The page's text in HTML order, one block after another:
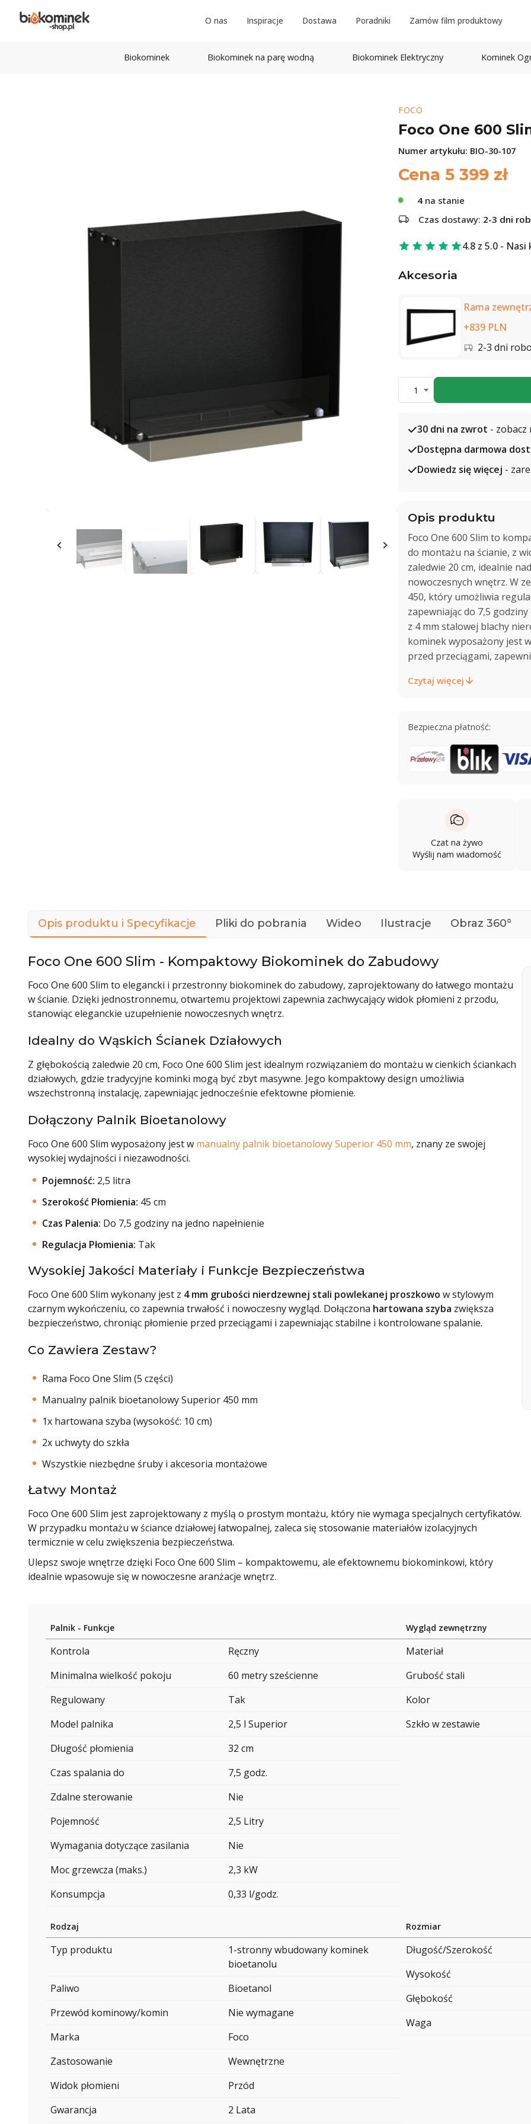
O nas Inspiracje Dostawa Poradniki Zamów film produktowy
Biokominek Biokominek na parę wodną Biokominek Elektryczny Kominek
FOCO
Foco One 600
Numer artykułu: BIO-30-107
Cena 5 399 zł
4 na stanie
Czas dostawy: 2-3 dni
4.8 z 5.0 -
Akcesoria
Rama
+839 PLN
2-3 dni
1
30 dni na zwrot -
Dostępna darmowa
Dowiedz się więcej -
Opis produktu
Foco One 600 Slim to
do montażu na ścianie, z
zaledwie 20 cm, idealnie
nowoczesnych wnętrz. W
450, który umożliwia
zapewniając do 7,5
z 4 mm stalowej blachy
kominek wyposażony jest
przed przeciągami,
Czytaj więcej
Bezpieczna płatność:
Czat na żywo
Wyślij nam wiadomość
Opis produktu i Specyfikacje Pliki do pobrania Wideo Ilustracje Obraz 360°
Foco One 600 Slim - Kompaktowy Biokominek do Zabudowy
Foco One 600 Slim to elegancki i przestronny biokominek do zabudowy, zaprojektowany do łatwego montażu
w ścianie. Dzięki jednostronnemu, otwartemu projektowi zapewnia zachwycający widok płomieni z przodu,
stanowiąc eleganckie uzupełnienie nowoczesnych wnętrz.
Idealny do Wąskich Ścianek Działowych
Z głębokością zaledwie 20 cm, Foco One 600 Slim jest idealnym rozwiązaniem do montażu w cienkich ściankach
działowych, gdzie tradycyjne kominki mogą być zbyt masywne. Jego kompaktowy design umożliwia
wszechstronną instalację, zapewniając jednocześnie efektowne płomienie.
Dołączony Palnik Bioetanolowy
Foco One 600 Slim wyposażony jest w manualny palnik bioetanolowy Superior 450 mm, znany ze swojej
wysokiej wydajności i niezawodności.
Pojemność: 2,5 litra
Szerokość Płomienia: 45 cm
Czas Palenia: Do 7,5 godziny na jedno napełnienie
Regulacja Płomienia: Tak
Wysokiej Jakości Materiały i Funkcje Bezpieczeństwa
Foco One 600 Slim wykonany jest z 4 mm grubości nierdzewnej stali powlekanej proszkowo w stylowym
czarnym wykończeniu, co zapewnia trwałość i nowoczesny wygląd. Dołączona hartowana szyba zwiększa
bezpieczeństwo, chroniąc płomienie przed przeciągami i zapewniając stabilne i kontrolowane spalanie.
Co Zawiera Zestaw?
Rama Foco One Slim (5 części)
Manualny palnik bioetanolowy Superior 450 mm
1x hartowana szyba (wysokość: 10 cm)
2x uchwyty do szkła
Wszystkie niezbędne śruby i akcesoria montażowe
Łatwy Montaż
Foco One 600 Slim jest zaprojektowany z myślą o prostym montażu, który nie wymaga specjalnych certyfikatów.
W przypadku montażu w ściance działowej łatwopalnej, zaleca się stosowanie materiałów izolacyjnych
termicznie w celu zwiększenia bezpieczeństwa.
Ulepsz swoje wnętrze dzięki Foco One 600 Slim – kompaktowemu, ale efektownemu biokominkowi, który
idealnie wpasowuje się w nowoczesne aranżacje wnętrz.
Palnik - Funkcje
Kontrola
Ręczny
Minimalna wielkość pokoju
60 metry sześcienne
Regulowany
Tak
Model palnika
2,5 l Superior
Długość płomienia
32 cm
Czas spalania do
7,5 godz.
Zdalne sterowanie
Nie
Pojemność
2,5 Litry
Wymagania dotyczące zasilania
Nie
Moc grzewcza (maks.)
2,3 kW
Konsumpcja
0,33 l/godz.
Wygląd zewnętrzny
Materiał
Grubość stali
Kolor
Szkło w zestawie
Rodzaj
Typ produktu
1-stronny wbudowany kominek
bioetanolu
Paliwo
Bioetanol
Przewód kominowy/komin
Nie wymagane
Marka
Foco
Zastosowanie
Wewnętrzne
Widok płomieni
Przód
Gwarancja
2 Lata
Rozmiar
Długość/Szerokość
Wysokość
Głębokość
Waga